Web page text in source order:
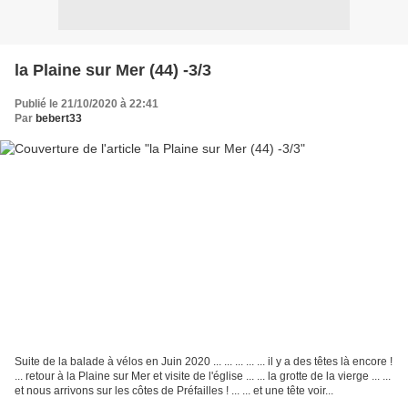
la Plaine sur Mer (44) -3/3
Publié le 21/10/2020 à 22:41
Par bebert33
Suite de la balade à vélos en Juin 2020 ... ... ... ... ... il y a des têtes là encore !
... retour à la Plaine sur Mer et visite de l'église ... ... la grotte de la vierge ... ...
et nous arrivons sur les côtes de Préfailles ! ... ... et une tête voir...